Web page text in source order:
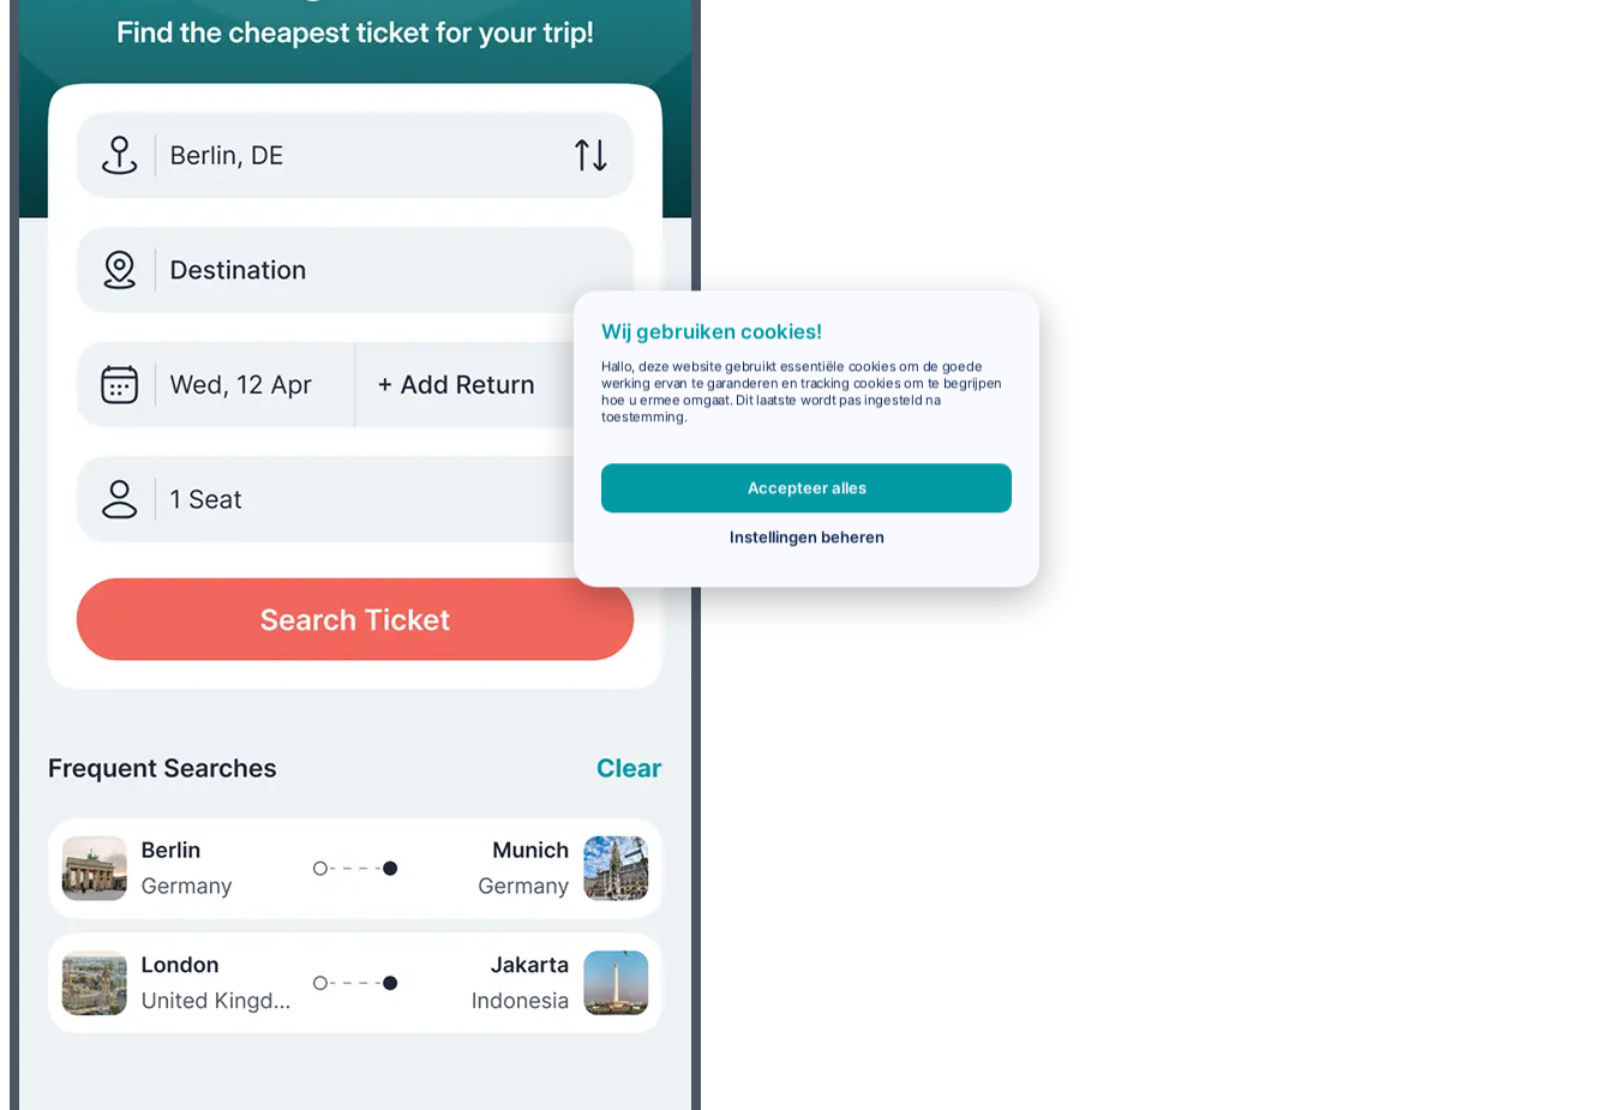
Wij gebruiken cookies!
Hallo, deze website gebruikt essentiële cookies om de goede
werking ervan te garanderen en tracking cookies om te begrijpen
hoe u ermee omgaat. Dit laatste wordt pas ingesteld na
toestemming.
Accepteer alles
Instellingen beheren